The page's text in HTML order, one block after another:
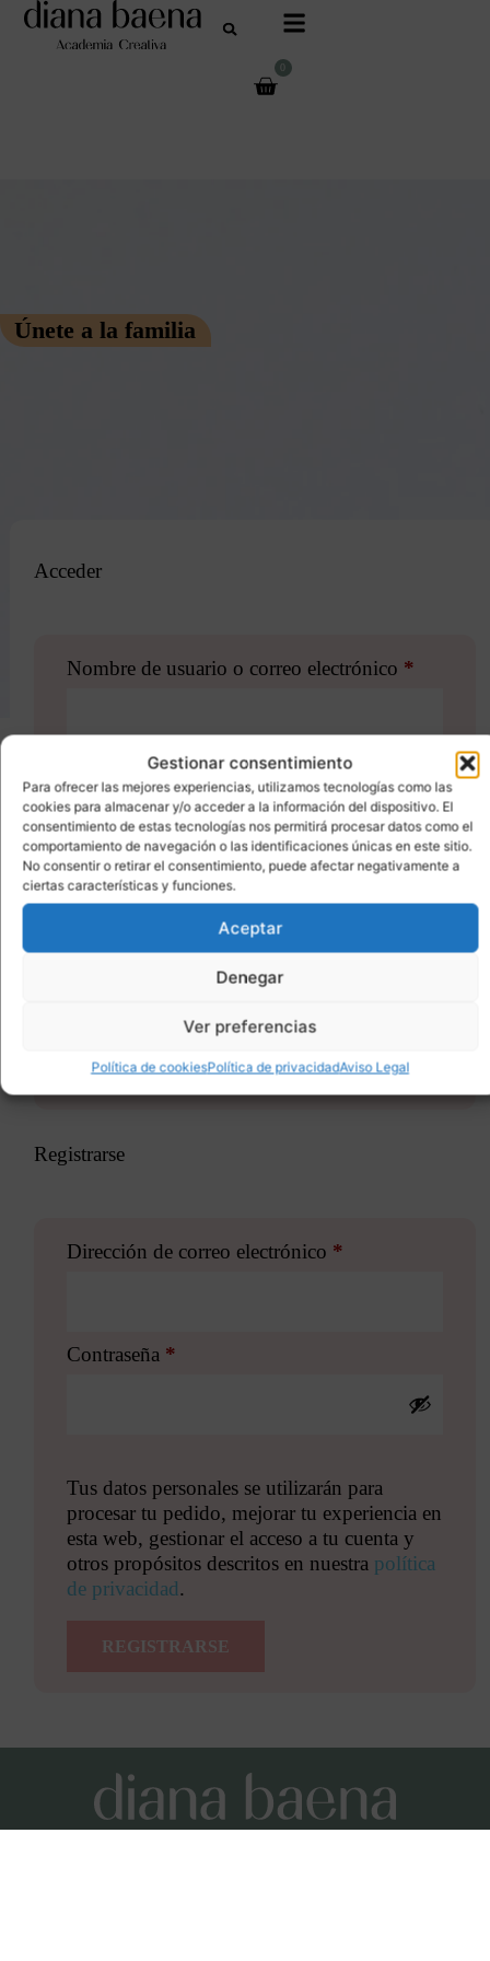
Gestionar consentimiento
Para ofrecer las mejores experiencias, utilizamos tecnologías como las
cookies para almacenar y/o acceder a la información del dispositivo. El
consentimiento de estas tecnologías nos permitirá procesar datos como el
comportamiento de navegación o las identificaciones únicas en este sitio.
No consentir o retirar el consentimiento, puede afectar negativamente a
ciertas características y funciones.
Aceptar
Denegar
Ver preferencias
Política de cookiesPolítica de privacidadAviso Legal
Únete a la familia
Acceder
Nombre de usuario o correo electrónico *
Contraseña*
ACCESO
¿Olvidaste la contraseña?
Registrarse
Dirección de correo electrónico *
Contraseña *
Tus datos personales se utilizarán para
procesar tu pedido, mejorar tu experiencia en
esta web, gestionar el acceso a tu cuenta y
otros propósitos descritos en nuestra política
de privacidad.
REGISTRARSE